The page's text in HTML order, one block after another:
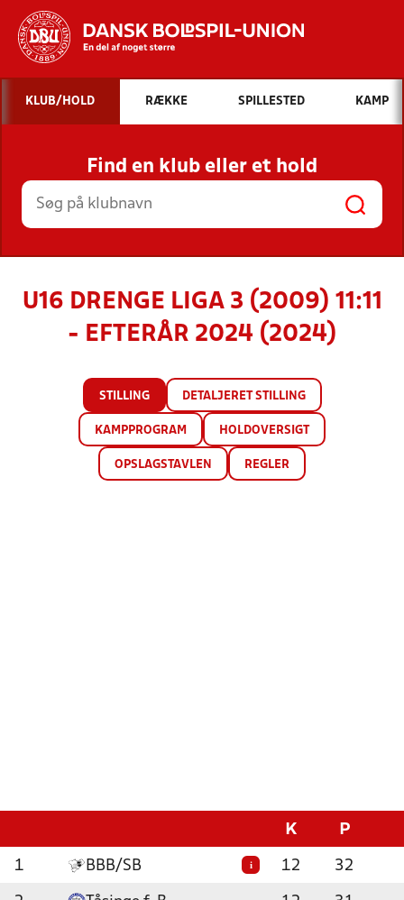
Hvad vil du søge efter?
INDHOLD OG NYHEDER
STILLINGER, RESULTATER, KLUBBER OG
HOLD
KLUB/HOLD RÆKKE SPILLESTED KAMP
Find en klub eller et hold
U16 DRENGE LIGA 3 (2009) 11:11
- EFTERÅR 2024 (2024)
STILLING DETALJERET STILLING
KAMPPROGRAM HOLDOVERSIGT
OPSLAGSTAVLEN REGLER
K P
1 BBB/SB i 12 32